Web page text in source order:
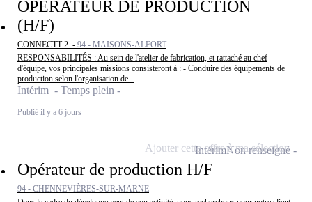
OPERATEUR DE PRODUCTION
(H/F)
CONNECTT 2 - 94 - MAISONS-ALFORT
RESPONSABILITÉS : Au sein de l'atelier de fabrication, et rattaché au chef
d'équipe, vos principales missions consisteront à : - Conduire des équipements de
production selon l'organisation de...
Intérim - Temps plein
Publié il y a 6 jours
Opérateur de production H/F
94 - CHENNEVIÈRES-SUR-MARNE
IntérimNon renseigné
Ajouter cette offre à ma sélection